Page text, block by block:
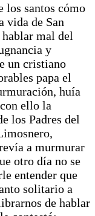
los santos cómo
vida de San
mal del
y
un cristiano
papa el
huía
ello la
los Padres del
a murmurar
otro día no se
entender que
solitario a
de hablar